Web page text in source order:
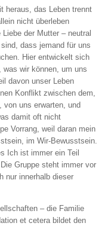
heraus, das Leben trennt
nicht überleben
der Mutter – neutral
dass jemand für uns
Hier entwickelt sich
wir können, um uns
davon unser Leben
Konflikt zwischen dem,
von uns erwarten, und
damit oft nicht
Vorrang, weil daran mein
im Wir-Bewusstsein.
Ich ist immer ein Teil
Gruppe steht immer vor
nur innerhalb dieser
– die Familie
et cetera bildet den